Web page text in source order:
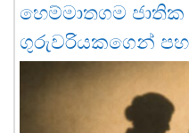
හෙම්මාතගම
ගුරුවරියකගෙන්